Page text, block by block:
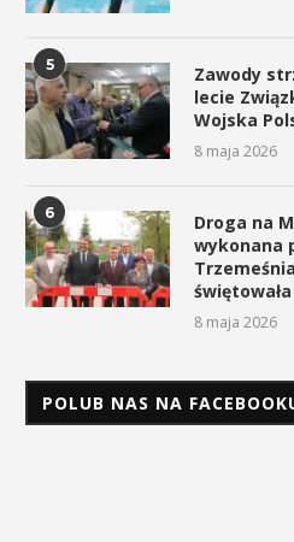
5
Zawody
lecie
Wojska
8 maja 2026
6
Droga na
wykonana
świętowała
8 maja 2026
POLUB NAS NA